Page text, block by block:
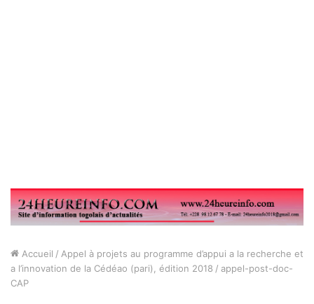
Accueil / Appel à projets au programme d’appui a la recherche et
a l’innovation de la Cédéao (pari), édition 2018 / appel-post-doc-
CAP